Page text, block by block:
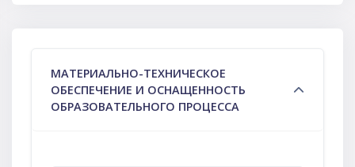
МАТЕРИАЛЬНО-ТЕХНИЧЕСКОЕ
ОБЕСПЕЧЕНИЕ И ОСНАЩЕННОСТЬ
ОБРАЗОВАТЕЛЬНОГО ПРОЦЕССА